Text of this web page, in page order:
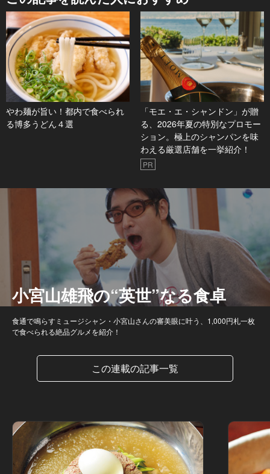
やわ麺が旨い！都内で食べられ
る博多うどん４選
「モエ・エ・シャンドン」が贈
る、2026年夏の特別なプロモー
ション。極上のシャンパンを味
わえる厳選店舗を一挙紹介！
PR
小宮山雄飛の“英世”なる食卓
食通で鳴らすミュージシャン・小宮山さんの審美眼に叶う、1,000円札一枚
で食べられる絶品グルメを紹介！
この連載の記事一覧